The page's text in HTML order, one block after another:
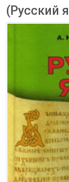
(Русский